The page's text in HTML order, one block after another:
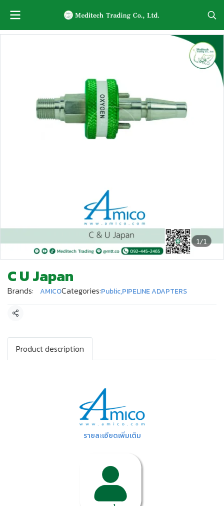
1/1
C U Japan
Brands: AMICOCategories:Public,PIPELINE ADAPTERS
Share
Product description
รายละเอียดเพิ่มเติม